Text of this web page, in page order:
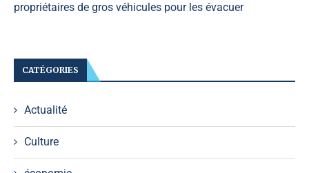
propriétaires de gros véhicules pour les évacuer
CATÉGORIES
Actualité
Culture